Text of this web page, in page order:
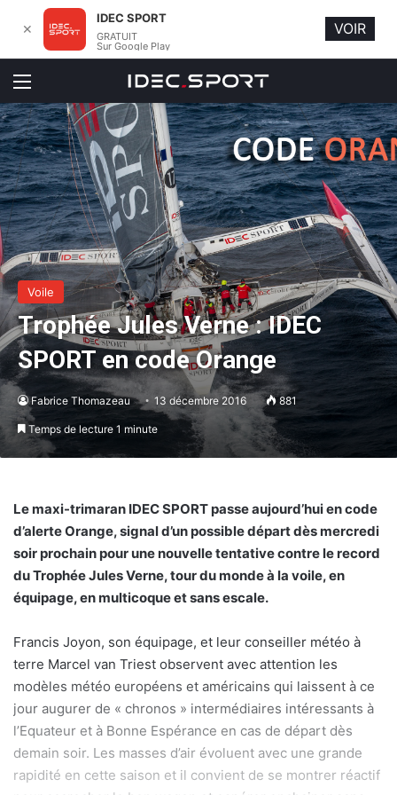
Menu
Voile
Trophée Jules Verne : IDEC
SPORT en code Orange
Fabrice Thomazeau 13 décembre 2016 881
Temps de lecture 1 minute
Le maxi-trimaran IDEC SPORT passe aujourd’hui en code
d’alerte Orange, signal d’un possible départ dès mercredi
soir prochain pour une nouvelle tentative contre le record
du Trophée Jules Verne, tour du monde à la voile, en
équipage, en multicoque et sans escale.
Francis Joyon, son équipage, et leur conseiller météo à
terre Marcel van Triest observent avec attention les
modèles météo européens et américains qui laissent à ce
jour augurer de « chronos » intermédiaires intéressants à
l’Equateur et à Bonne Espérance en cas de départ dès
demain soir. Les masses d’air évoluent avec une grande
rapidité en cette saison et il convient de se montrer réactif
✕
IDEC SPORT
GRATUIT
Sur Google Play
VOIR